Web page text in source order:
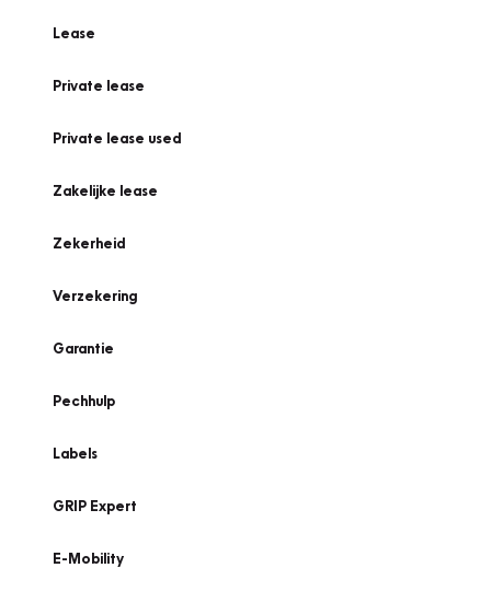
Lease
Private lease
Private lease used
Zakelijke lease
Zekerheid
Verzekering
Garantie
Pechhulp
Labels
GRIP Expert
E-Mobility